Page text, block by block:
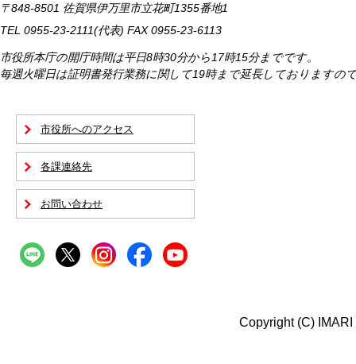
〒848-8501 佐賀県伊万里市立花町1355番地1
TEL 0955-23-2111(代表) FAX 0955-23-6113
市役所本庁の開庁時間は平日8時30分から17時15分までです。
毎週火曜日は証明書発行業務に関して19時まで延長しておりますの
市役所へのアクセス
各課連絡先
お問い合わせ
Copyright (C)